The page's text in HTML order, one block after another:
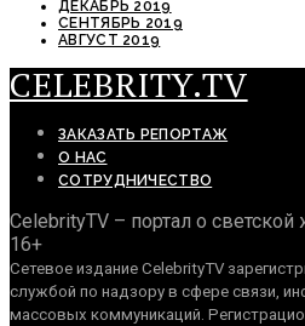
ДЕКАБРЬ 2019
СЕНТЯБРЬ 2019
АВГУСТ 2019
CELEBRITY.TV
ЗАКАЗАТЬ РЕПОРТАЖ
О НАС
СОТРУДНИЧЕСТВО
CelebrityTV – портал о светской
16+
Сетевое издание CelebrityTV
службой по надзору в сфере связи,
массовых коммуникаций.